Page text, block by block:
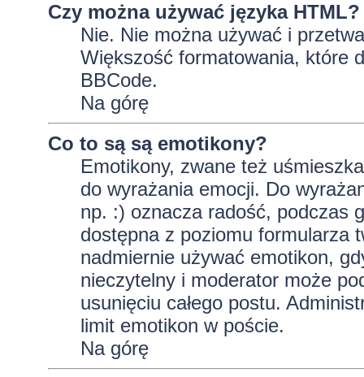
Czy można używać języka HTML?
Nie. Nie można używać i
Większość formatowania, które
BBCode.
Na górę
Co to są są emotikony?
Emotikony, zwane też
do wyrażania emocji. Do
np. :) oznacza radość, podczas
dostępna z poziomu formularza
nadmiernie używać emotikon,
nieczytelny i moderator może
usunięciu całego postu.
limit emotikon w poście.
Na górę